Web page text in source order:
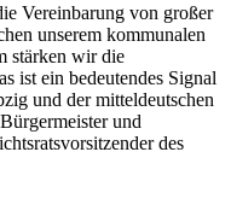
Vereinbarung von großer
unserem kommunalen
stärken wir die
ist ein bedeutendes Signal
und der mitteldeutschen
und
des